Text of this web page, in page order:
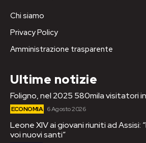
Chi siamo
Privacy Policy
Amministrazione trasparente
Ultime notizie
Foligno, nel 2025 580mila visitatori
ECONOMIA 6 Agosto 2026
Leone XIV ai giovani riuniti ad Assisi:
voi nuovi santi”